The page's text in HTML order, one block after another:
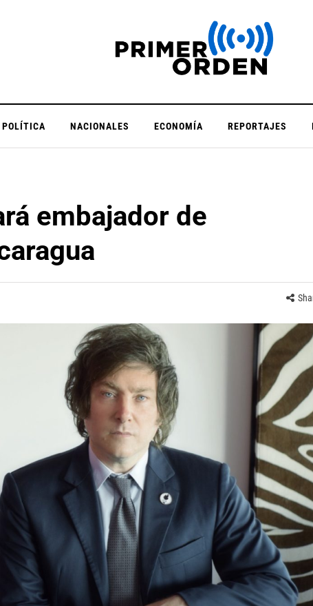
POLÍTICA NACIONALES ECONOMÍA REPORTAJES
embajador de